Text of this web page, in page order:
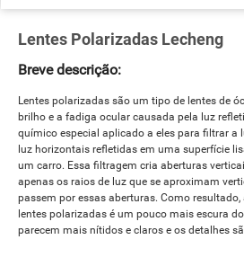
Lentes Polarizadas Lecheng
Breve descrição:
Lentes polarizadas são um tipo de lentes de
brilho e a fadiga ocular causada pela luz
químico especial aplicado a eles para filtrar a
luz horizontais refletidas em uma superfície
um carro. Essa filtragem cria aberturas
apenas os raios de luz que se aproximam
passem por essas aberturas. Como
lentes polarizadas é um pouco mais escura
parecem mais nítidos e claros e os detalhes